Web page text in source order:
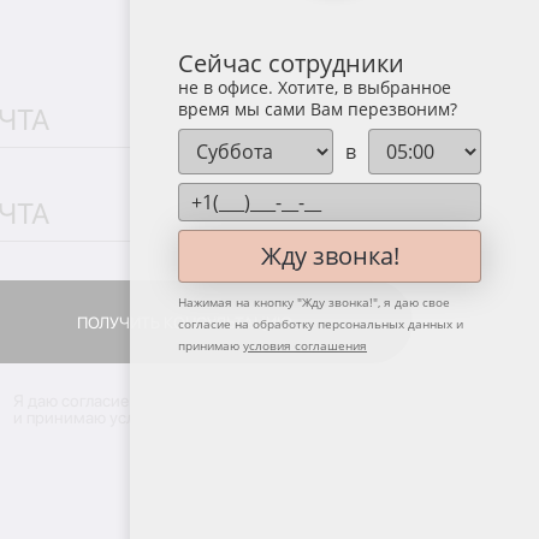
ПОЛУЧИТЬ КОНСУЛЬТАЦИЮ
ПОЛУЧИТЬ КОНСУЛЬТАЦИЮ
Сейчас сотрудники
не в офисе. Хотите, в выбранное
время мы сами Вам перезвоним?
в
Жду звонка!
Нажимая на кнопку "Жду звонка!", я даю свое
согласие на обработку персональных данных и
принимаю условия соглашения